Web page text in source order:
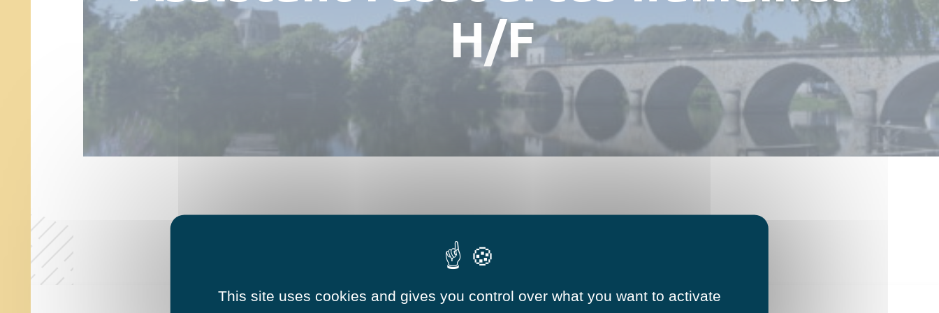
Numéros utiles
Réserver une salle
Hébergements
H/F
This site uses cookies and gives you control over what you want to activate